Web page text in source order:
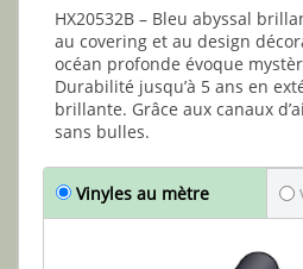
HX20532B – Bleu abyssal
au covering et au design
océan profonde évoque
Durabilité jusqu’à 5 ans en
brillante. Grâce aux canaux
sans bulles.
Vinyles au mètre